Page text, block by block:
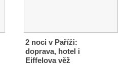
2 noci v Paříži:
doprava, hotel i
Eiffelova věž